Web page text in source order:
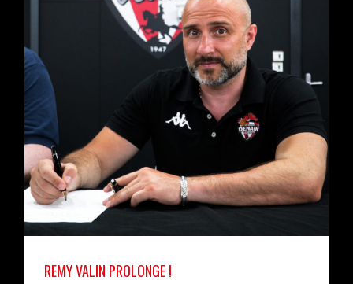
REMY VALIN PROLONGE !
actualités pro b
REMY VALIN PROLONGE !